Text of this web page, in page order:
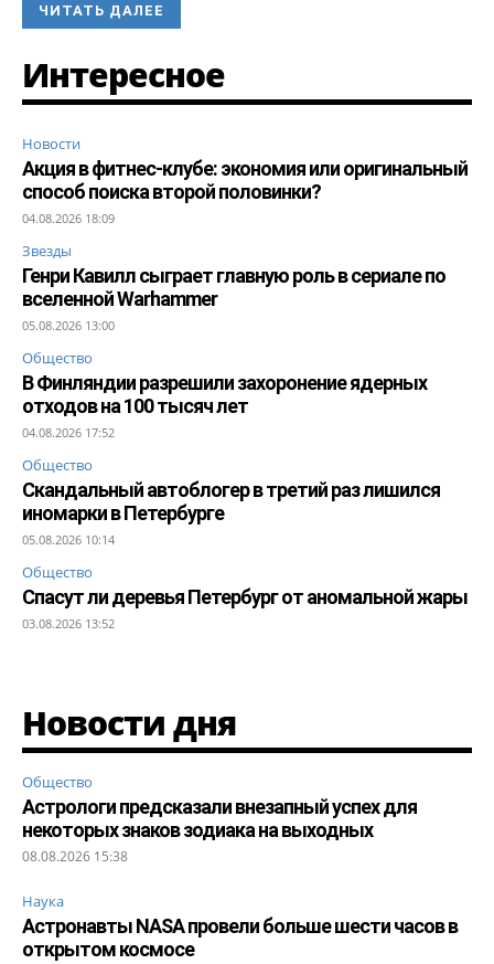
ЧИТАТЬ ДАЛЕЕ
Интересное
Новости
Акция в фитнес-клубе: экономия или оригинальный
способ поиска второй половинки?
04.08.2026 18:09
Звезды
Генри Кавилл сыграет главную роль в сериале по
вселенной Warhammer
05.08.2026 13:00
Общество
В Финляндии разрешили захоронение ядерных
отходов на 100 тысяч лет
04.08.2026 17:52
Общество
Скандальный автоблогер в третий раз лишился
иномарки в Петербурге
05.08.2026 10:14
Общество
Спасут ли деревья Петербург от аномальной жары
03.08.2026 13:52
Новости дня
Общество
Астрологи предсказали внезапный успех для
некоторых знаков зодиака на выходных
08.08.2026 15:38
Наука
Астронавты NASA провели больше шести часов в
открытом космосе